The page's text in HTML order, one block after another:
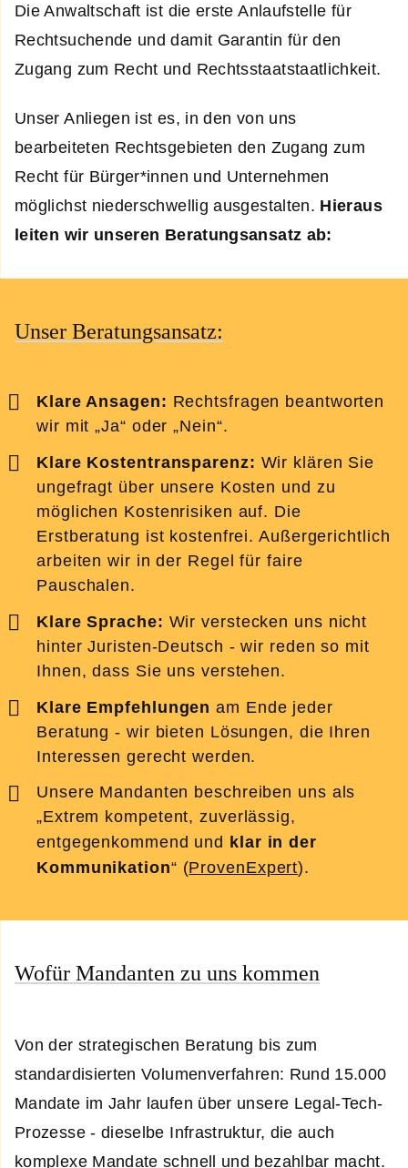
Die Anwaltschaft ist die erste Anlaufstelle für
Rechtsuchende und damit Garantin für den
Zugang zum Recht und Rechtsstaatstaatlichkeit.
Unser Anliegen ist es, in den von uns
bearbeiteten Rechtsgebieten den Zugang zum
Recht für Bürger*innen und Unternehmen
möglichst niederschwellig ausgestalten. Hieraus
leiten wir unseren Beratungsansatz ab:
Unser Beratungsansatz:
Klare Ansagen: Rechtsfragen beantworten
wir mit „Ja“ oder „Nein“.
Klare Kostentransparenz: Wir klären Sie
ungefragt über unsere Kosten und zu
möglichen Kostenrisiken auf. Die
Erstberatung ist kostenfrei. Außergerichtlich
arbeiten wir in der Regel für faire
Pauschalen.
Klare Sprache: Wir verstecken uns nicht
hinter Juristen-Deutsch - wir reden so mit
Ihnen, dass Sie uns verstehen.
Klare Empfehlungen am Ende jeder
Beratung - wir bieten Lösungen, die Ihren
Interessen gerecht werden.
Unsere Mandanten beschreiben uns als
„Extrem kompetent, zuverlässig,
entgegenkommend und klar in der
Kommunikation“ (ProvenExpert).
Wofür Mandanten zu uns kommen
Von der strategischen Beratung bis zum
standardisierten Volumenverfahren: Rund 15.000
Mandate im Jahr laufen über unsere Legal-Tech-
Prozesse - dieselbe Infrastruktur, die auch
komplexe Mandate schnell und bezahlbar macht.